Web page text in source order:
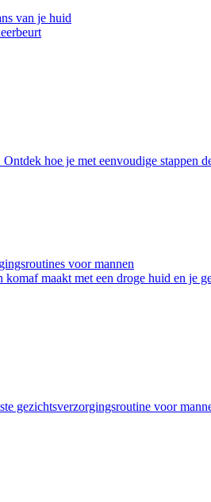
van je huid
hoe je met eenvoudige
voor mannen
komaf maakt met een droge huid en je
gezichtsverzorgingsroutine voor